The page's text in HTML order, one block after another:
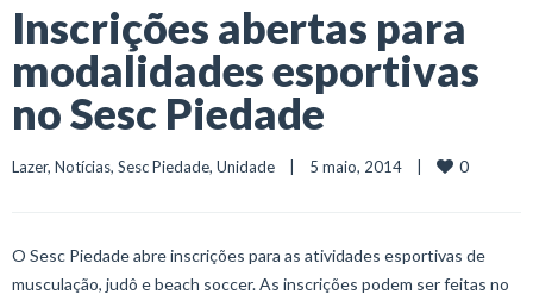
Inscrições abertas para
modalidades esportivas
no Sesc Piedade
Lazer, Notícias, Sesc Piedade, Unidade
    |    5 maio, 2014    |
0
O Sesc Piedade abre inscrições para as atividades esportivas de
musculação, judô e beach soccer. As inscrições podem ser feitas no